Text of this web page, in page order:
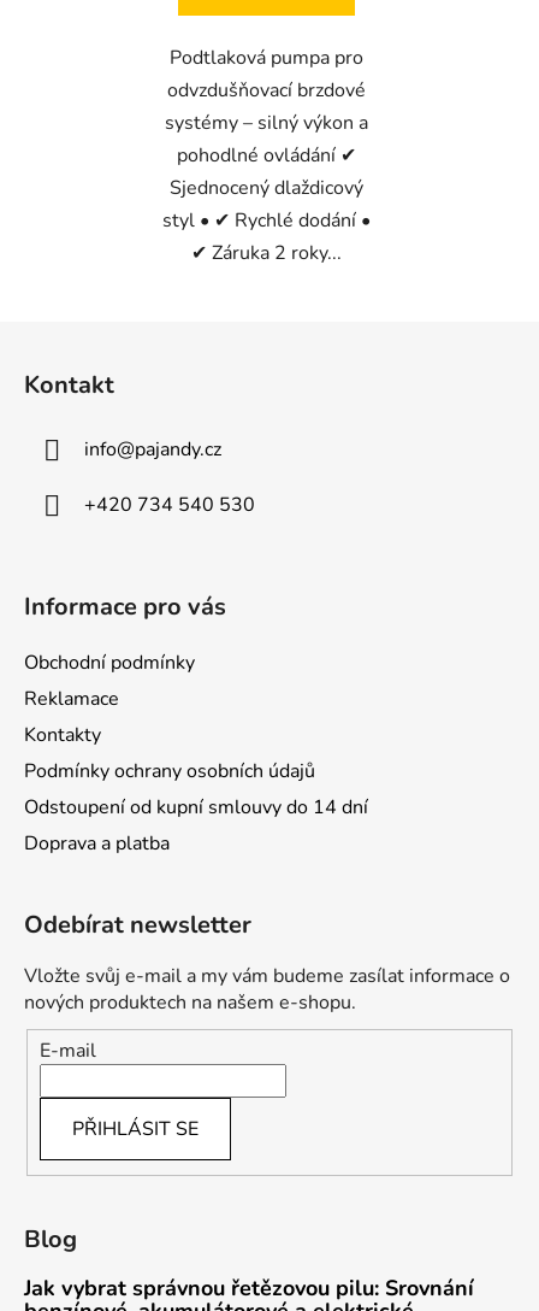
Podtlaková pumpa pro
odvzdušňovací brzdové
systémy – silný výkon a
pohodlné ovládání ✔
Sjednocený dlaždicový
styl • ✔ Rychlé dodání •
✔ Záruka 2 roky...
Kontakt
info@pajandy.cz
+420 734 540 530
Informace pro vás
Obchodní podmínky
Reklamace
Kontakty
Podmínky ochrany osobních údajů
Odstoupení od kupní smlouvy do 14 dní
Doprava a platba
Odebírat newsletter
Vložte svůj e-mail a my vám budeme zasílat informace o
nových produktech na našem e-shopu.
E-mail
PŘIHLÁSIT SE
Blog
Jak vybrat správnou řetězovou pilu: Srovnání